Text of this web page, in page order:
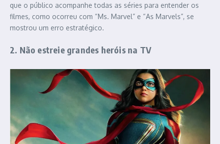
que o público acompanhe todas as séries para entender os
filmes, como ocorreu com “Ms. Marvel” e “As Marvels”, se
mostrou um erro estratégico.
2. Não estreie grandes heróis na TV